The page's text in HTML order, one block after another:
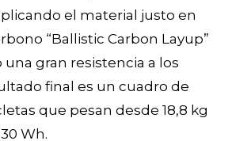
el material justo en
“Ballistic Carbon Layup”
gran resistencia a los
final es un cuadro de
que pesan desde 18,8 kg
Wh.